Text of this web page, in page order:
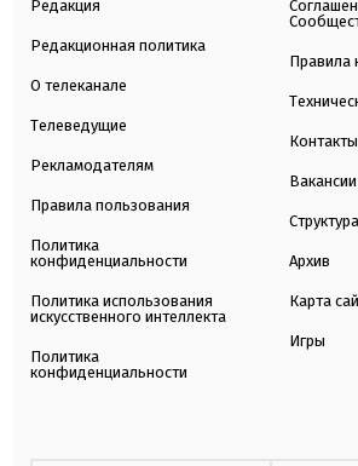
Редакция
Редакционная политика
О телеканале
Телеведущие
Рекламодателям
Правила пользования
Политика
конфиденциальности
Политика использования
искусственного интеллекта
Политика
конфиденциальности
Правила
Контакты
Вакансии
Архив
Карта
Игры